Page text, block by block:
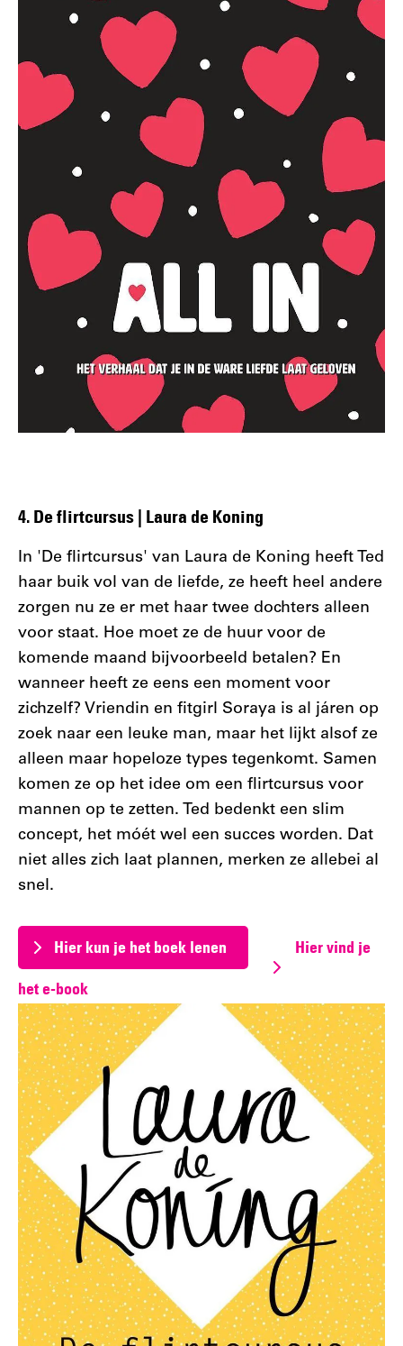
4. De flirtcursus | Laura de Koning
In 'De flirtcursus' van Laura de Koning heeft Ted
haar buik vol van de liefde, ze heeft heel andere
zorgen nu ze er met haar twee dochters alleen
voor staat. Hoe moet ze de huur voor de
komende maand bijvoorbeeld betalen? En
wanneer heeft ze eens een moment voor
zichzelf? Vriendin en fitgirl Soraya is al járen op
zoek naar een leuke man, maar het lijkt alsof ze
alleen maar hopeloze types tegenkomt. Samen
komen ze op het idee om een flirtcursus voor
mannen op te zetten. Ted bedenkt een slim
concept, het móét wel een succes worden. Dat
niet alles zich laat plannen, merken ze allebei al
snel.
Hier kun je het boek lenen
Hier vind je
het e-book